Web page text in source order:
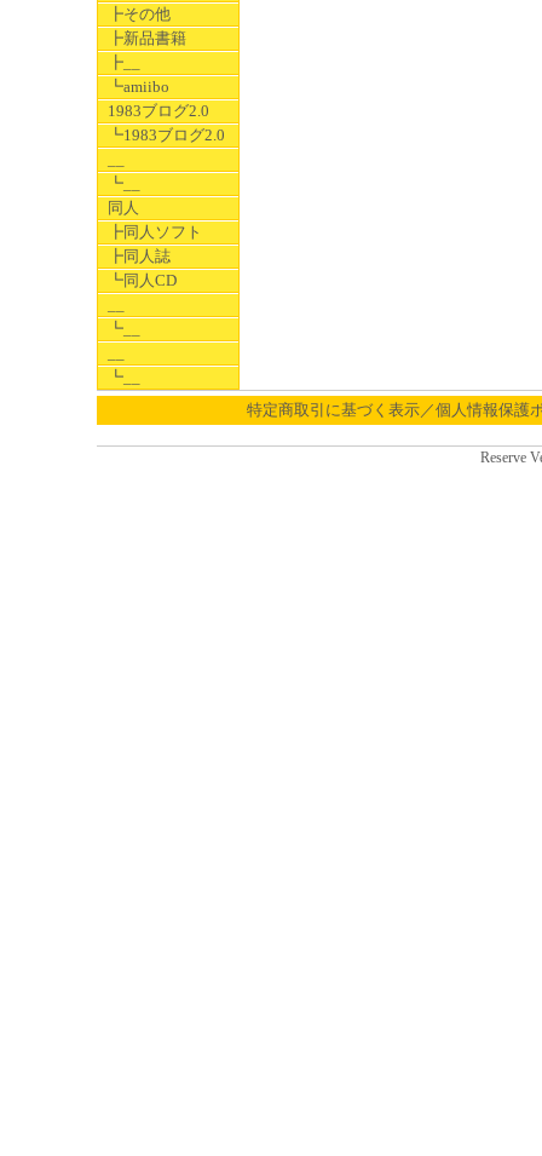
┣その他
┣新品書籍
┣__
┗amiibo
1983ブログ2.0
┗1983ブログ2.0
┗__
同人
┣同人ソフト
┣同人誌
┗同人CD
┗__
┗__
特定商取引に基づく表示／個人情報保護
Reserve